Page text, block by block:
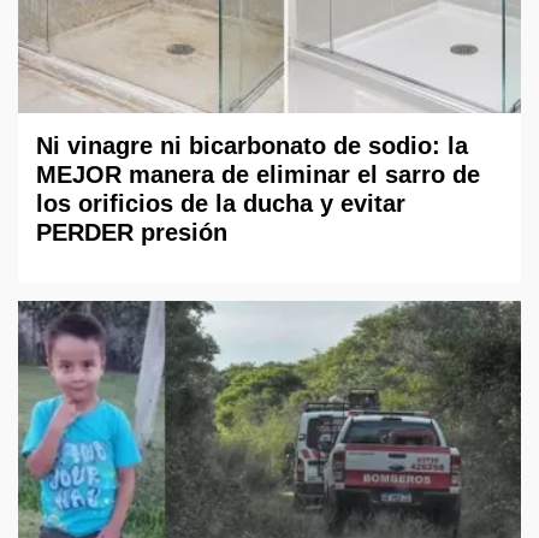
Ni vinagre ni bicarbonato de sodio: la
MEJOR manera de eliminar el sarro de
los orificios de la ducha y evitar
PERDER presión